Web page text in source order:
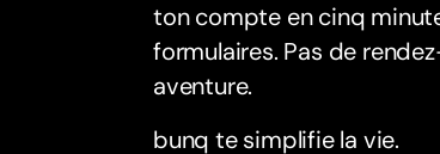
ton compte en cinq
formulaires. Pas de
aventure.
bunq te simplifie la vie.